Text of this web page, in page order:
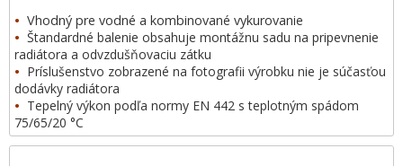
• Vhodný pre vodné a kombinované vykurovanie
• Štandardné balenie obsahuje montážnu sadu na pripevnenie
radiátora a odvzdušňovaciu zátku
• Príslušenstvo zobrazené na fotografii výrobku nie je súčasťou
dodávky radiátora
• Tepelný výkon podľa normy EN 442 s teplotným spádom
75/65/20 °C